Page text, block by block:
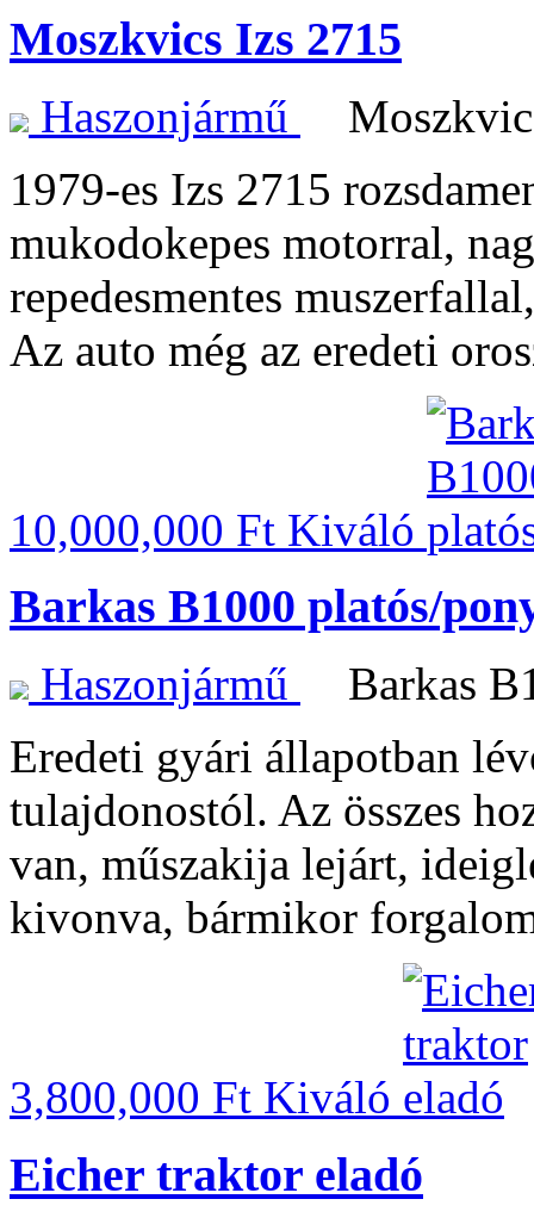
Moszkvics Izs 2715
Haszonjármű
1979-es Izs 2715
mukodokepes motorral,
repedesmentes
Az auto még az eredeti
10,000,000 Ft Kiváló
Barkas B1000 platós/
Haszonjármű
Barkas
Eredeti gyári állapotban
tulajdonostól. Az összes
van, műszakija lejárt,
kivonva, bármikor
3,800,000 Ft Kiváló
Eicher traktor eladó